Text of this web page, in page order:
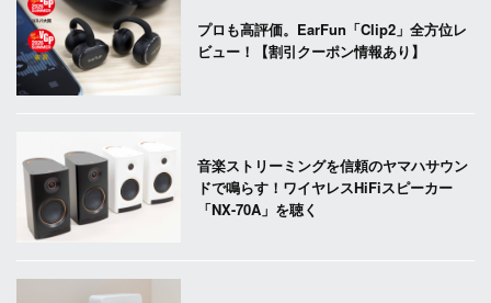
プロも高評価。EarFun「Clip2」全方位レ
ビュー！【割引クーポン情報あり】
音楽ストリーミングを信頼のヤマハサウン
ドで鳴らす！ワイヤレスHiFiスピーカー
「NX-70A」を聴く